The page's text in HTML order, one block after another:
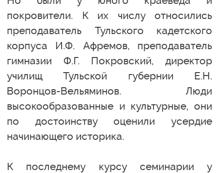
покровители. К их числу относились
преподаватель Тульского кадетского
корпуса И.Ф. Афремов, преподаватель
гимназии Ф.Г. Покровский, директор
училищ Тульской губернии Е.Н.
Воронцов-Вельяминов. Люди
высокообразованные и культурные, они
по достоинству оценили усердие
начинающего историка.
К последнему курсу семинарии у